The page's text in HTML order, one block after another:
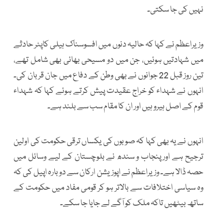
نہیں کی جا سکتی۔
وزیراعظم نے کہا کہ حالیہ دنوں میں افسوسناک ہیلی کاپٹر حادثے
میں شہادتیں ہوئیں، جن میں دو مسیحی بھائی بھی شامل تھے،
تین روز قبل 22 جوانوں نے بھی وطن کے دفاع میں جان قربان کی۔
انہوں نے شہداء کو خراج عقیدت پیش کرتے ہوئے کہا کہ شہداء
قوم کے اصل ہیرو ہیں اور ان کا مقام سب سے بلند ہے۔
انہوں نے یہ بھی کہا کہ صوبوں کی یکساں ترقی حکومت کی اولین
ترجیح ہے اور پنجاب و سندھ نے بلوچستان کے لیے وسائل میں
حصہ ڈالا ہے۔ وزیراعظم نے اپوزیشن ارکان سے دوبارہ اپیل کی کہ
وہ سیاسی اختلافات سے بالاتر ہو کر قومی مفاد میں حکومت کے
ساتھ بیٹھیں تاکہ ملک کو آگے لے جایا جا سکے۔